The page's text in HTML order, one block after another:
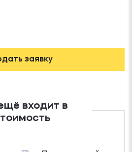
заявку
входит в